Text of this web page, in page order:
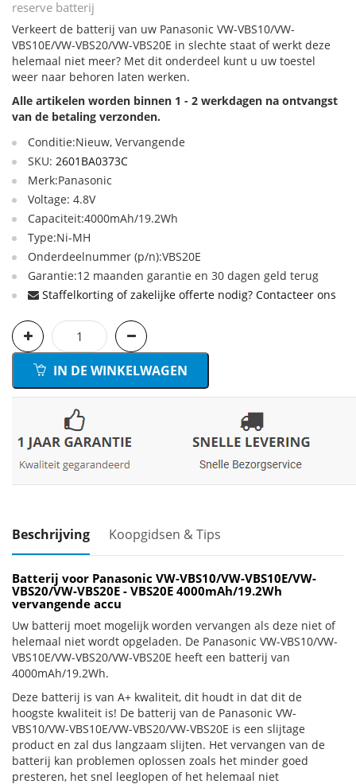
reserve batterij
Verkeert de batterij van uw Panasonic VW-VBS10/VW-
VBS10E/VW-VBS20/VW-VBS20E in slechte staat of werkt deze
helemaal niet meer? Met dit onderdeel kunt u uw toestel
weer naar behoren laten werken.
Alle artikelen worden binnen 1 - 2 werkdagen na ontvangst
van de betaling verzonden.
Conditie:Nieuw, Vervangende
SKU: 2601BA0373C
Merk:Panasonic
Voltage: 4.8V
Capaciteit:4000mAh/19.2Wh
Type:Ni-MH
Onderdeelnummer (p/n):VBS20E
Garantie:12 maanden garantie en 30 dagen geld terug
Staffelkorting of zakelijke offerte nodig? Contacteer ons
IN DE WINKELWAGEN
Beschrijving Koopgidsen & Tips
Batterij voor Panasonic VW-VBS10/VW-VBS10E/VW-
VBS20/VW-VBS20E - VBS20E 4000mAh/19.2Wh
vervangende accu
Uw batterij moet mogelijk worden vervangen als deze niet of
helemaal niet wordt opgeladen. De Panasonic VW-VBS10/VW-
VBS10E/VW-VBS20/VW-VBS20E heeft een batterij van
4000mAh/19.2Wh.
Deze batterij is van A+ kwaliteit, dit houdt in dat dit de
hoogste kwaliteit is! De batterij van de Panasonic VW-
VBS10/VW-VBS10E/VW-VBS20/VW-VBS20E is een slijtage
product en zal dus langzaam slijten. Het vervangen van de
batterij kan problemen oplossen zoals het minder goed
presteren, het snel leeglopen of het helemaal niet